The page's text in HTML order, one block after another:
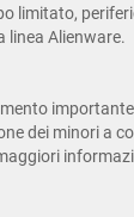
limitato,
linea Alienware.
dei minori a